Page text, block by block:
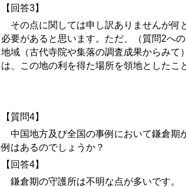
【回答3】
その点に関しては申し訳ありませんが何
必要があると思います。ただ、（質問2へ
地域（古代寺院や集落の調査成果からみて
は、この地の利を得た場所を領地としたこ
【質問4】
中国地方及び全国の事例において鎌倉期
例はあるのでしょうか？
【回答4】
鎌倉期の守護所は不明な点が多いです。